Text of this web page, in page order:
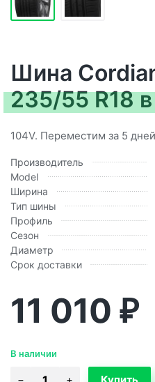
Шина
235/55 R18
104V. Переместим за 5
Производитель
Model
Ширина
Тип шины
Профиль
Сезон
Диаметр
Срок доставки
11 010 ₽
В наличии